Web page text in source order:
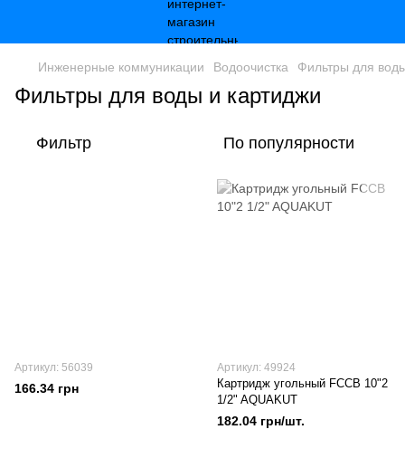
Инженерные коммуникации Водоочистка Фильтры для
Фильтры для воды и картиджи
Фильтр По популярности
Артикул: 56039
166.34 грн
Артикул: 49924
Картридж угольный FCCB 10"2
1/2" AQUAKUT
182.04 грн/шт.